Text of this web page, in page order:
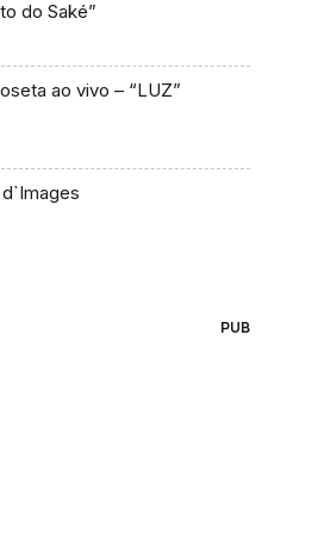
do Saké”
ao vivo – “LUZ”
PUB